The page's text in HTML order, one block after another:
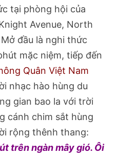
tại phòng hội của
Avenue, North
đầu là nghi thức
mặc niệm, tiếp đến
Quân Việt Nam
nhạc hào hùng du
gian bao la với trời
cánh chim sắt hùng
rộng thênh thang:
trên ngàn mây gió. Ôi